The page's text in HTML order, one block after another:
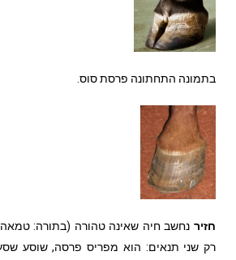
בתמונה התחתונה פרסת סוס.
חזיר נחשב חיה שאינה טהורה (בתורה:
רק שני תנאים: הוא מפריס פרסה, שוסע